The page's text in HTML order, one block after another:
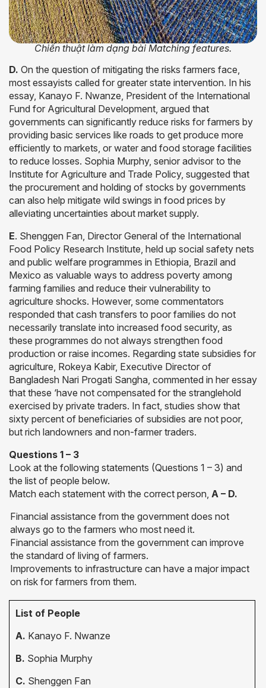
Chiến thuật làm dạng bài Matching features.
D. On the question of mitigating the risks farmers face,
most essayists called for greater state intervention. In his
essay, Kanayo F. Nwanze, President of the International
Fund for Agricultural Development, argued that
governments can significantly reduce risks for farmers by
providing basic services like roads to get produce more
efficiently to markets, or water and food storage facilities
to reduce losses. Sophia Murphy, senior advisor to the
Institute for Agriculture and Trade Policy, suggested that
the procurement and holding of stocks by governments
can also help mitigate wild swings in food prices by
alleviating uncertainties about market supply.
E. Shenggen Fan, Director General of the International
Food Policy Research Institute, held up social safety nets
and public welfare programmes in Ethiopia, Brazil and
Mexico as valuable ways to address poverty among
farming families and reduce their vulnerability to
agriculture shocks. However, some commentators
responded that cash transfers to poor families do not
necessarily translate into increased food security, as
these programmes do not always strengthen food
production or raise incomes. Regarding state subsidies for
agriculture, Rokeya Kabir, Executive Director of
Bangladesh Nari Progati Sangha, commented in her essay
that these ‘have not compensated for the stranglehold
exercised by private traders. In fact, studies show that
sixty percent of beneficiaries of subsidies are not poor,
but rich landowners and non-farmer traders.
Questions 1 – 3
Look at the following statements (Questions 1 – 3) and
the list of people below.
Match each statement with the correct person, A – D.
Financial assistance from the government does not
always go to the farmers who most need it.
Financial assistance from the government can improve
the standard of living of farmers.
Improvements to infrastructure can have a major impact
on risk for farmers from them.
List of People
A. Kanayo F. Nwanze
B. Sophia Murphy
C. Shenggen Fan